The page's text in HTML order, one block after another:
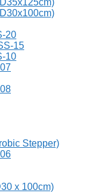
20
15
10
Stepper)
x 100cm)